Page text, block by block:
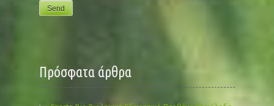
Πρόσφατα άρθρα